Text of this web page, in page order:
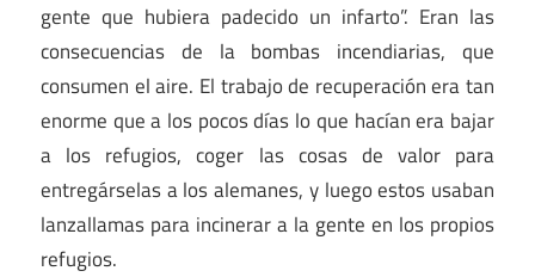
gente que hubiera padecido un infarto”. Eran las
consecuencias de la bombas incendiarias, que
consumen el aire. El trabajo de recuperación era tan
enorme que a los pocos días lo que hacían era bajar
a los refugios, coger las cosas de valor para
entregárselas a los alemanes, y luego estos usaban
lanzallamas para incinerar a la gente en los propios
refugios.